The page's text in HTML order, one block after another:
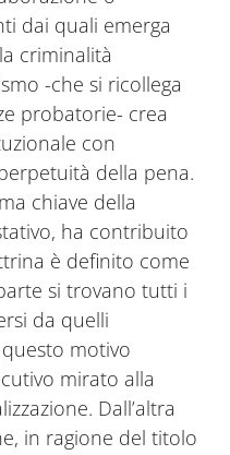
dai quali emerga
criminalità
-che si ricollega
probatorie- crea
con
della pena.
chiave della
ha contribuito
è definito come
si trovano tutti i
da quelli
motivo
mirato alla
Dall’altra
in ragione del titolo